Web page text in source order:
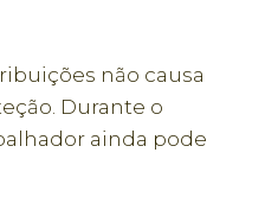
não causa
Durante o
ainda pode